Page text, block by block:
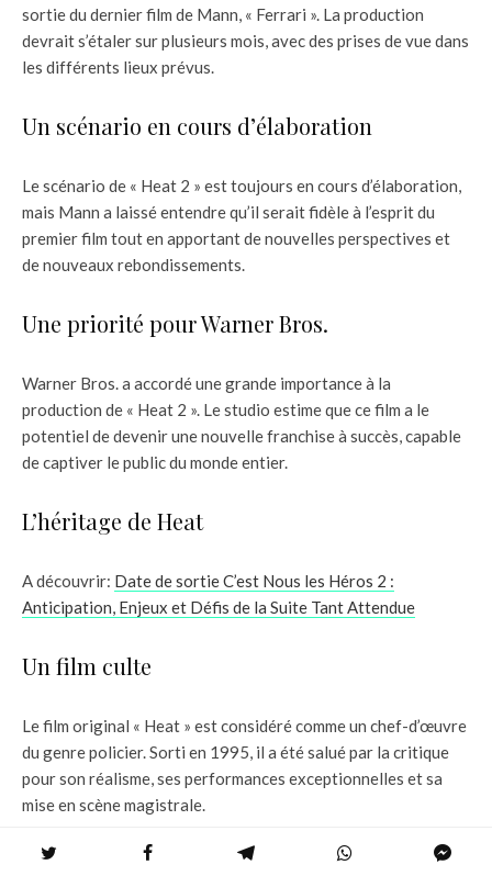
sortie du dernier film de Mann, « Ferrari ». La production
devrait s’étaler sur plusieurs mois, avec des prises de vue dans
les différents lieux prévus.
Un scénario en cours d’élaboration
Le scénario de « Heat 2 » est toujours en cours d’élaboration,
mais Mann a laissé entendre qu’il serait fidèle à l’esprit du
premier film tout en apportant de nouvelles perspectives et
de nouveaux rebondissements.
Une priorité pour Warner Bros.
Warner Bros. a accordé une grande importance à la
production de « Heat 2 ». Le studio estime que ce film a le
potentiel de devenir une nouvelle franchise à succès, capable
de captiver le public du monde entier.
L’héritage de Heat
A découvrir: Date de sortie C’est Nous les Héros 2 :
Anticipation, Enjeux et Défis de la Suite Tant Attendue
Un film culte
Le film original « Heat » est considéré comme un chef-d’œuvre
du genre policier. Sorti en 1995, il a été salué par la critique
pour son réalisme, ses performances exceptionnelles et sa
mise en scène magistrale.
Une suite très attendue